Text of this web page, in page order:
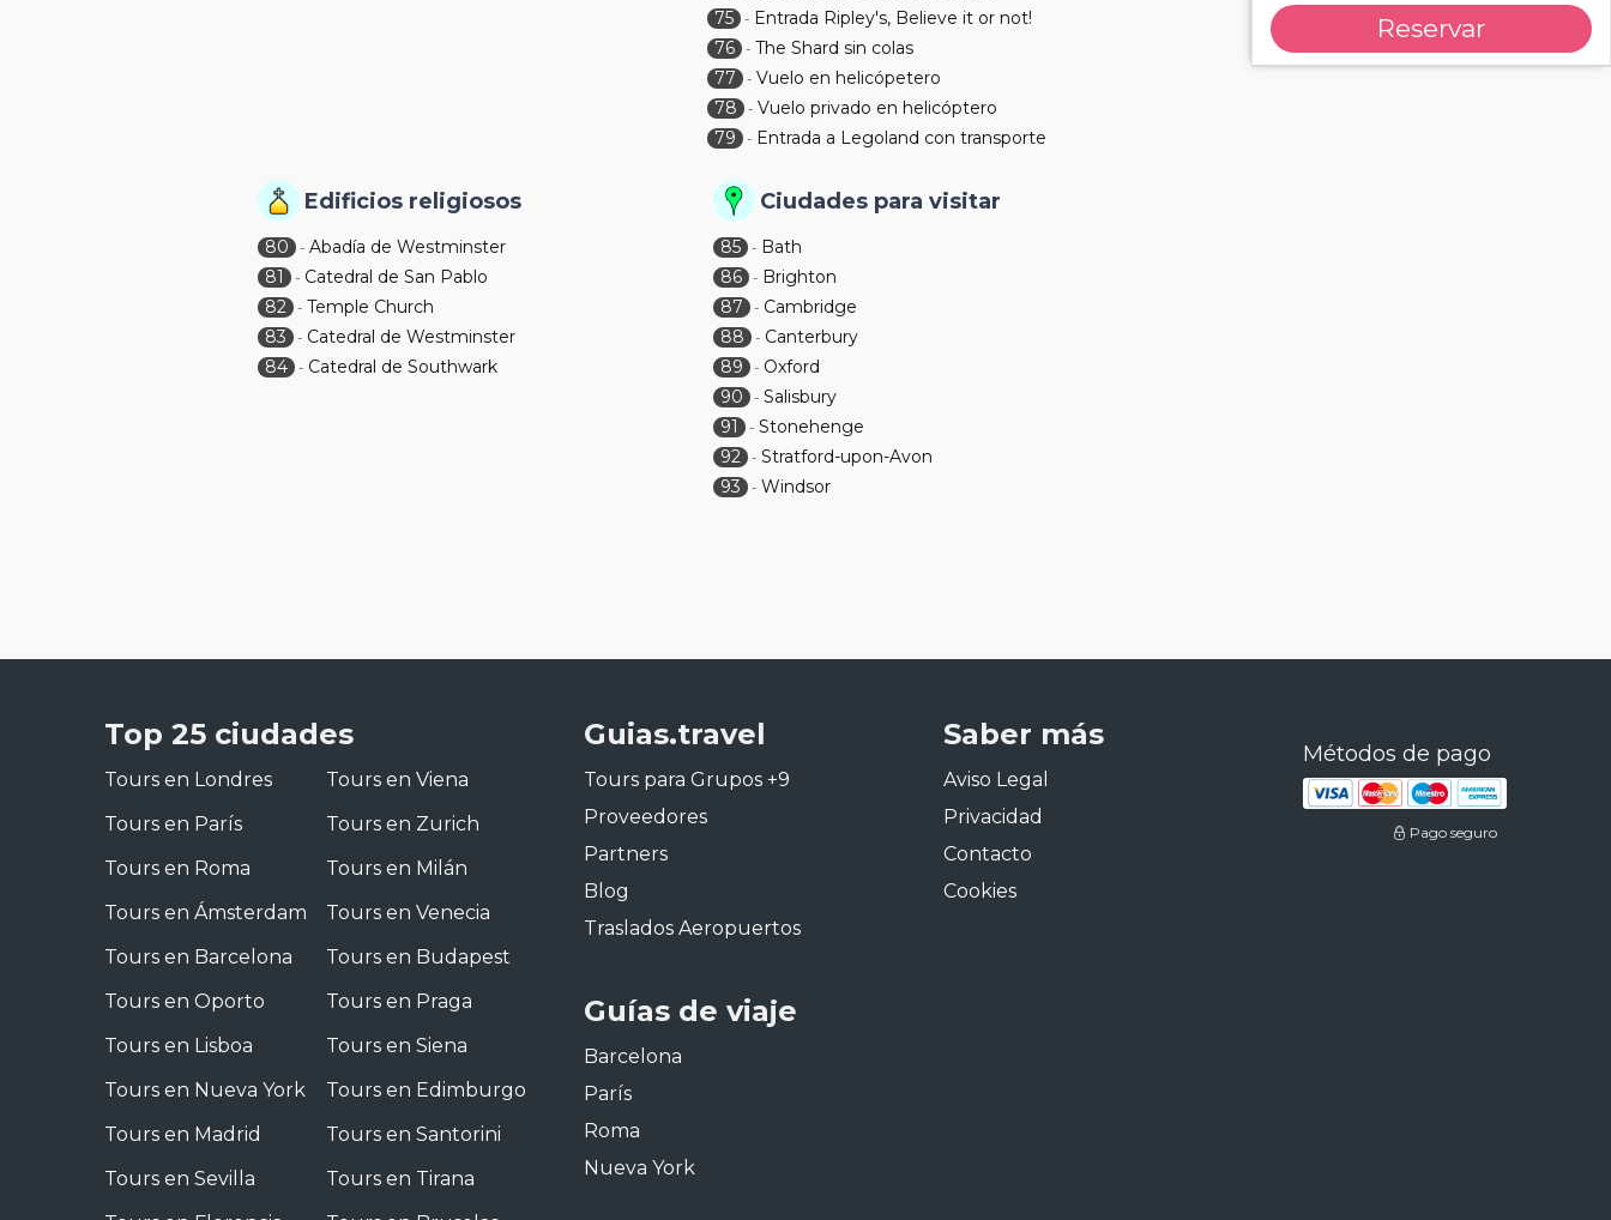
75 - Entrada Ripley's, Believe it or not!
76 - The Shard sin colas
77
-Vuelo en helicópetero
78
-Vuelo privado en helicóptero
79
- Entrada a Legoland con transporte
Edificios religiosos
80 -Abadía de Westminster
81
- Catedral de San Pablo
82 - Temple Church
83
- Catedral de Westminster
84 - Catedral de Southwark
Ciudades para visitar
85 - Bath
86 - Brighton
87
- Cambridge
88
- Canterbury
89
- Oxford
90
-Salisbury
91
-Stonehenge
92 -Stratford-upon-Avon
93
- Windsor
Reservar
Top 25 ciudades
Tours en Londres
Tours en París
Tours en Roma
Tours en Ámsterdam
Tours en Barcelona
Tours en Oporto
Tours en Lisboa
Tours en Nueva York
Tours en Madrid
Tours en Sevilla
Tours en Viena
Tours en Zurich
Tours en Milán
Tours en Venecia
Tours en Budapest
Tours en Praga
Tours en Siena
Tours en Edimburgo
Tours en Santorini
Tours en Tirana
Guias.travel
Tours para Grupos +9
Proveedores
Partners
Blog
Traslados Aeropuertos
Guías de viaje
Barcelona
París
Roma
Nueva York
Saber más
Aviso Legal
Privacidad
Contacto
Cookies
Métodos de pago
Pago seguro